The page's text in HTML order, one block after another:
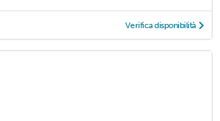
Verifica disponibilità